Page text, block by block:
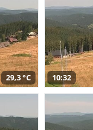
29,3 °C 10:32